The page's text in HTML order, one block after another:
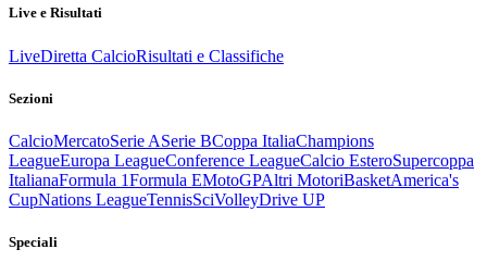
Live e Risultati
LiveDiretta CalcioRisultati e Classifiche
Sezioni
CalcioMercatoSerie ASerie BCoppa ItaliaChampions
LeagueEuropa LeagueConference LeagueCalcio EsteroSupercoppa
ItalianaFormula 1Formula EMotoGPAltri MotoriBasketAmerica's
CupNations LeagueTennisSciVolleyDrive UP
Speciali